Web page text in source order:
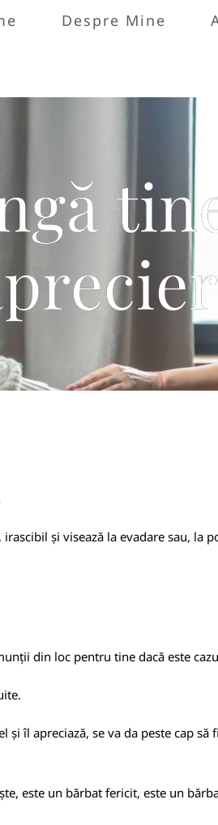
Despre Mine
și visează la evadare sau, la
din loc pentru tine dacă este
îl apreciază, se va da peste cap
este un bărbat fericit, este un